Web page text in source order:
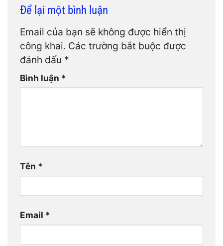
Để lại một bình luận
Email của bạn sẽ không được hiển thị
công khai. Các trường bắt buộc được
đánh dấu *
Bình luận *
Tên *
Email *